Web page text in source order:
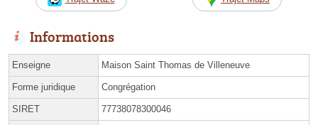
Informations
Enseigne Maison Saint Thomas de Villeneuve
Forme juridique Congrégation
SIRET 77738078300046